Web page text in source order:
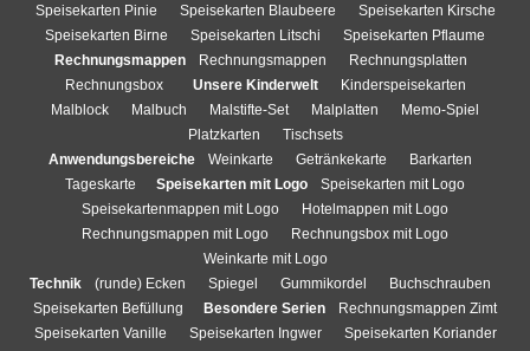
Speisekarten Pinie
Speisekarten Blaubeere
Speisekarten Kirsche
Speisekarten Birne
Speisekarten Litschi
Speisekarten Pflaume
Rechnungsmappen
Rechnungsmappen
Rechnungsplatten
Rechnungsbox
Unsere Kinderwelt
Kinderspeisekarten
Malblock
Malbuch Malstifte-Set Malplatten
Memo-Spiel
Platzkarten
Tischsets
Anwendungsbereiche
Weinkarte Getränkekarte
Barkarten
Tageskarte
Speisekarten mit Logo
Speisekarten mit Logo
Speisekartenmappen mit Logo
Hotelmappen mit Logo
Rechnungsmappen mit Logo
Rechnungsbox mit Logo
Weinkarte mit Logo
Technik
(runde) Ecken Spiegel Gummikordel
Buchschrauben
Speisekarten Befüllung
Besondere Serien
Rechnungsmappen Zimt
Speisekarten Vanille
Speisekarten Ingwer
Speisekarten Koriander